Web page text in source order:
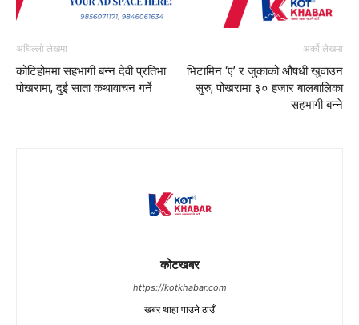
अघिल्लो लेखमा
कोटिहोममा सहभागी बन्न देवी प्रतिभा
पोखरामा, दुई साता कथावाचन गर्ने
अर्को लेखमा
भिटामिन ‘ए’ र जुकाको औषधी खुवाउन
सुरु, पोखरामा ३० हजार बालबालिका
सहभागी बन्ने
कोटखबर
https://kotkhabar.com
खबर थाहा पाउने ठाउँ